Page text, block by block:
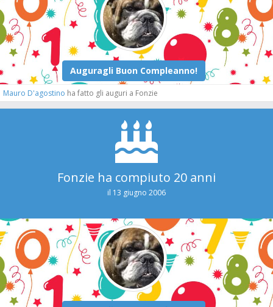
Mauro D'agostino ha fatto gli auguri a Fonzie
Fonzie ha compiuto 20 anni
il 13 giugno 2006